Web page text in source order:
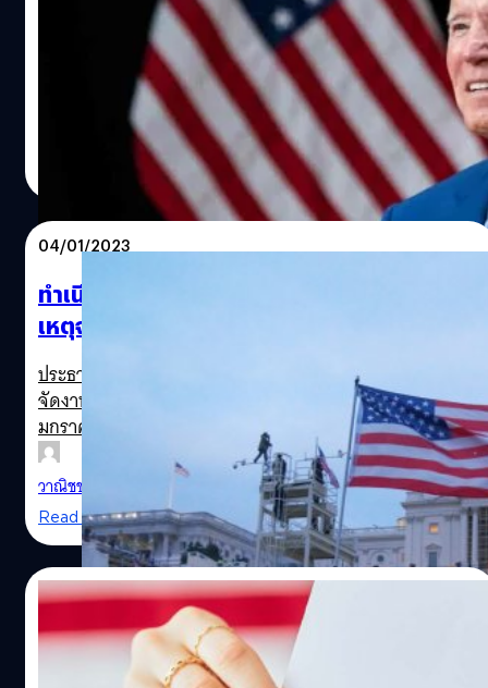
Joe Biden arrives with his wife Jill to speak at a
community event in Burlington, Iowa, on Aug. 7,
2019.Charlie Neibergall / AP file
กลายเป็นเรื่องที่ชาวอเมริกันถึงกับตกตะลึง! เมื่อ โจ ไบเดน
ผู้นำของสหรัฐฯ ให้สัมภาษณ์ว่าบอลลูนสอดแนมจากจีนไม่ใช่
ภัยความมั่นคงร้ายแรง
วาณิชชา สายเสมา | 1274 days ago
04/01/2023
ทำเนียบขาวเตรียมจัดงานรำลึกครบรอบ 2 ปี
เหตุจลาจลรัฐสภาสหรัฐฯ
ประธานาธิบดีโจ ไบเดน (Joe Biden) ผู้นำของสหรัฐฯ วางแผน
จัดงานรำลึกครบรอบ 2 ปี เหตุจลาจลอาคารรัฐสภา เมื่อวันที่ 6
มกราคม ปี 2021 ที่ทำเนียบขาวในวันศุกร์นี้
วาณิชชา สายเสมา | 1312 days ago
Read More
13/12/2022
No Thanks! ชาวอเมริกันไม่อยากให้ ‘ไบเดน –
ทรัมป์’ ลงชิงตำแหน่ง ปธน.สหรัฐ อีก